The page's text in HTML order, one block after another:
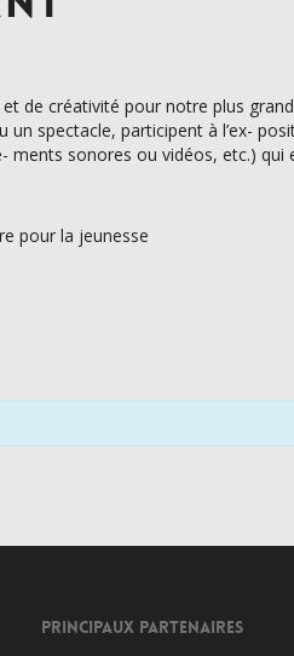
de créativité pour notre plus
spectacle, participent à l’ex-
ments sonores ou vidéos, etc.) qui
pour la jeunesse
PRINCIPAUX PARTENAIRES